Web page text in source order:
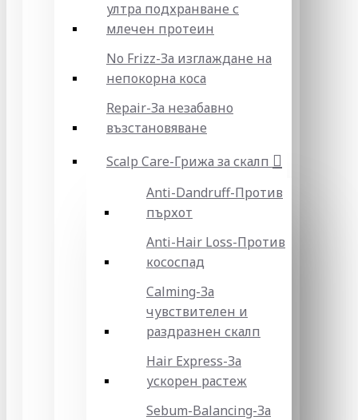
ултра подхранване с
млечен протеин
No Frizz-За изглаждане на
непокорна коса
Repair-За незабавно
възстановяване
Scalp Care-Грижа за скалп
Anti-Dandruff-Против
пърхот
Anti-Hair Loss-Против
кососпад
Calming-За
чувствителен и
раздразнен скалп
Hair Express-За
ускорен растеж
Sebum-Balancing-За